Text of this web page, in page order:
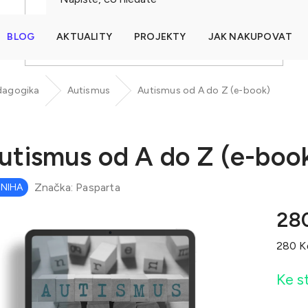
BLOG AKTUALITY PROJEKTY JAK NAKUPOVAT
Autismus Autismus od A do Z (e-book)
od A do Z (e-
Značka: Pasparta
Měrná
280
Ke